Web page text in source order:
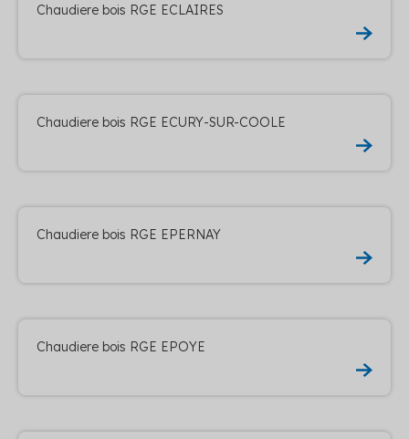
Chaudiere bois RGE ECLAIRES
Chaudiere bois RGE ECURY-SUR-COOLE
Chaudiere bois RGE EPERNAY
Chaudiere bois RGE EPOYE